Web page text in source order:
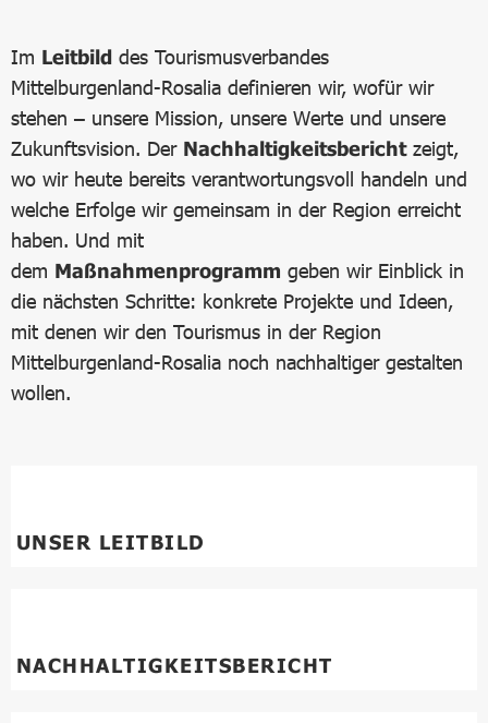
Im Leitbild des Tourismusverbandes
Mittelburgenland-Rosalia definieren wir, wofür wir
stehen – unsere Mission, unsere Werte und unsere
Zukunftsvision. Der Nachhaltigkeitsberichtzeigt,
wo wir heute bereits verantwortungsvoll handeln und
welche Erfolge wir gemeinsam in der Region erreicht
haben. Und mit
dem Maßnahmenprogramm geben wir Einblick in
die nächsten Schritte: konkrete Projekte und Ideen,
mit denen wir den Tourismus in der Region
Mittelburgenland-Rosalia noch nachhaltiger gestalten
wollen.
UNSER LEITBILD
NACHHALTIGKEITSBERICHT